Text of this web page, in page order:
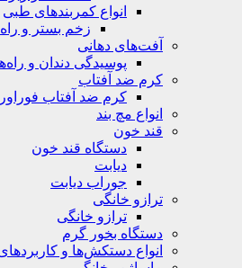
انواع کمربندهای طبی
زخم بستر و
آفت‌های دهانی
پوسیدگی دندان و
کرم ضد آفتاب
کرم ضد آفتاب فوراور
انواع مچ بند
قند خون
دستگاه قند خون
دیابت
جوراب دیابت
ترازو خانگی
ترازو خانگی
دستگاه بخور گرم
انواع دستکش‌ها و